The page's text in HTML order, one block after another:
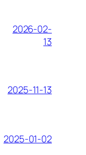
2026-02-
13
2025-11-13
2025-01-02